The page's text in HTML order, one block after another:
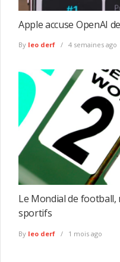
Apple accuse OpenAI
By leo derf 4 semaines ago
Le Mondial de football,
sportifs
By leo derf 1 mois ago